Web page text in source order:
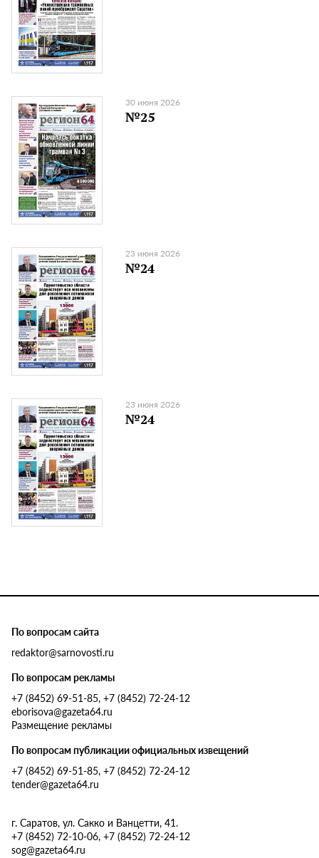
30 июня 2026
№25
23 июня 2026
№24
23 июня 2026
№24
По вопросам сайта
redaktor@sarnovosti.ru
По вопросам рекламы
+7 (8452) 69-51-85, +7 (8452) 72-24-12
eborisova@gazeta64.ru
Размещение рекламы
По вопросам публикации официальных извещений
+7 (8452) 69-51-85, +7 (8452) 72-24-12
tender@gazeta64.ru
г. Саратов, ул. Сакко и Ванцетти, 41.
+7 (8452) 72-10-06, +7 (8452) 72-24-12
sog@gazeta64.ru